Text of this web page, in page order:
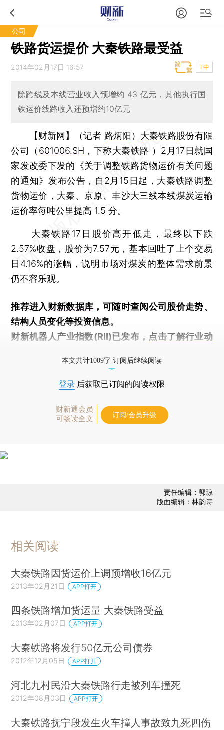
公司
铁路货运提价 大秦铁路最受益
2014年02月17日 16:57 T中
除跨线及本线营业收入预增约 43 亿元，其他执行国
铁运价线路收入还预增约10亿元
【财新网】（记者 路炳阳 ） 大秦铁路股份有限
公司（ 601006.SH ，下称大秦铁路 ）2月17日就国
家发改委下发的《关于调整铁路货物运价有关问题
的通知》发布公告，自2月15日起，大秦铁路调整
货物运价，大秦、京原、丰沙大三线本线煤炭运输
运价率每吨公里提高 1.5 分。
大秦铁路17日股价高开低走，最终以下跌
2.57%收盘，股价为7.57元，基本回吐了上个交易
日4.16%的涨幅，说明市场对煤炭的整体需求前景
仍不容乐观。
推荐进入财新数据库 ，可随时查阅公司股价走势、
结构人员变化等投资信息。
财新机器人产业指数(RII)已发布， 点击了解行业动
本文共计1009字 订阅后继续阅读
登录 后获取已订阅的阅读权限
财新通会员
可畅读全文
订阅/会员升级
责任编辑：郭琼
版面编辑：林韵诗
相关阅读
大秦铁路因货运价上调预增收16亿元
2013年02月21日 APP打开
四条铁路增加货运量 大秦铁路受益
2013年02月07日 APP打开
大秦铁路将发行50亿元公司债券
2012年12月05日 APP打开
河北九村民沿大秦铁路行走被列车撞死
2012年08月03日 APP打开
大秦铁路抚宁段发生火车撞人事故致九死四伤